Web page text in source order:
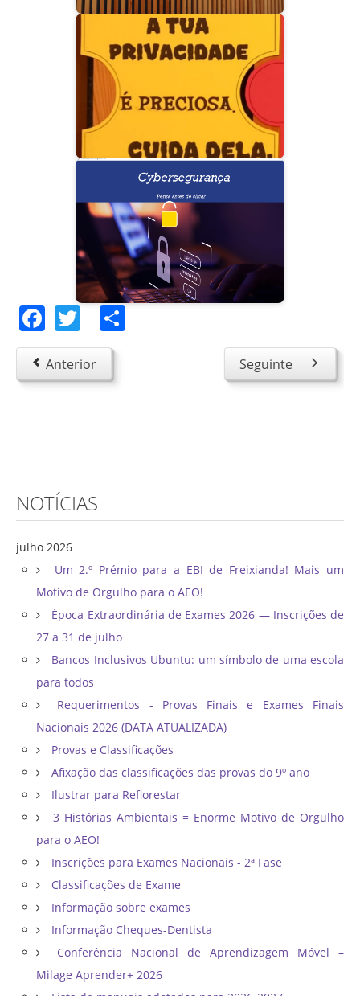
Facebook
Twitter
Share
Anterior Seguinte
NOTÍCIAS
julho 2026
Um 2.º Prémio para a EBI de Freixianda! Mais um
Motivo de Orgulho para o AEO!
Época Extraordinária de Exames 2026 — Inscrições de
27 a 31 de julho
Bancos Inclusivos Ubuntu: um símbolo de uma escola
para todos
Requerimentos - Provas Finais e Exames Finais
Nacionais 2026 (DATA ATUALIZADA)
Provas e Classificações
Afixação das classificações das provas do 9º ano
Ilustrar para Reflorestar
3 Histórias Ambientais = Enorme Motivo de Orgulho
para o AEO!
Inscrições para Exames Nacionais - 2ª Fase
Classificações de Exame
Informação sobre exames
Informação Cheques-Dentista
Conferência Nacional de Aprendizagem Móvel –
Milage Aprender+ 2026